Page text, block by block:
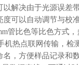
决由于光源误差
可以自动调节与校
比色等比色方式，
热点联网传输，检
，方便样品记录和